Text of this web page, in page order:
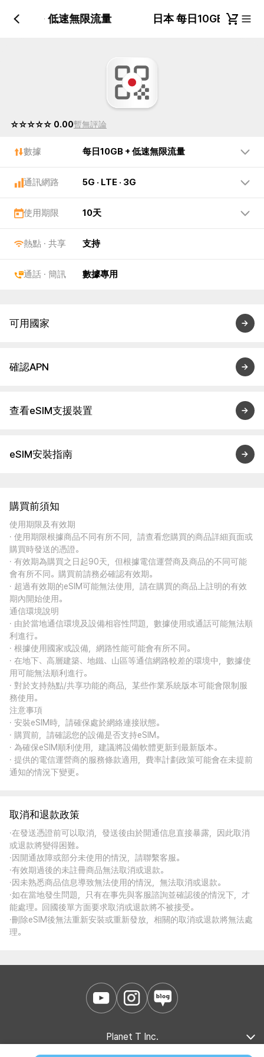
10GB + 低速無限流量 日本 每日10GB + 低
☆☆☆☆☆ 0.00暫無評論
數據 每日10GB + 低速無限流量
通訊網路 5G · LTE · 3G
使用期限 10天
熱點 · 共享 支持
通話 · 簡訊 數據專用
可用國家
確認APN
查看eSIM支援裝置
eSIM安裝指南
購買前須知
使用期限及有效期
· 使用期限根據商品不同有所不同，請查看您購買的商品詳細頁面或
購買時發送的憑證。
· 有效期為購買之日起90天，但根據電信運營商及商品的不同可能
會有所不同。購買前請務必確認有效期。
· 超過有效期的eSIM可能無法使用，請在購買的商品上註明的有效
期內開始使用。
通信環境說明
· 由於當地通信環境及設備相容性問題，數據使用或通話可能無法順
利進行。
· 根據使用國家或設備，網路性能可能會有所不同。
· 在地下、高層建築、地鐵、山區等通信網路較差的環境中，數據使
用可能無法順利進行。
· 對於支持熱點/共享功能的商品，某些作業系統版本可能會限制服
務使用。
注意事項
· 安裝eSIM時，請確保處於網絡連接狀態。
· 購買前，請確認您的設備是否支持eSIM。
· 為確保eSIM順利使用，建議將設備軟體更新到最新版本。
· 提供的電信運營商的服務條款適用，費率計劃政策可能會在未提前
通知的情況下變更。
取消和退款政策
·在發送憑證前可以取消，發送後由於開通信息直接暴露，因此取消
或退款將變得困難。
·因開通故障或部分未使用的情況，請聯繫客服。
·有效期過後的未註冊商品無法取消或退款。
·因未熟悉商品信息導致無法使用的情況，無法取消或退款。
·如在當地發生問題，只有在事先與客服諮詢並確認後的情況下，才
能處理。回國後單方面要求取消或退款將不被接受。
·刪除eSIM後無法重新安裝或重新發放，相關的取消或退款將無法處
理。
Planet T Inc.